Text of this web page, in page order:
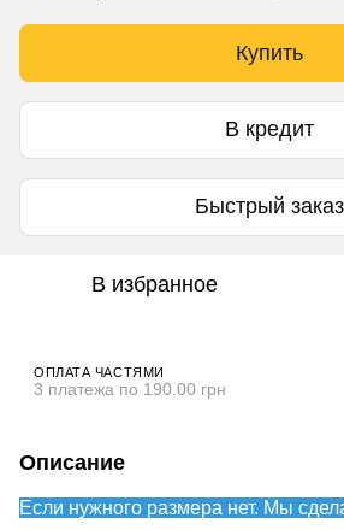
Купить
В кредит
Быстрый заказ
В избранное
ОПЛАТА ЧАСТЯМИ
3 платежа по 190.00 грн
Описание
Если нужного размера нет. Мы